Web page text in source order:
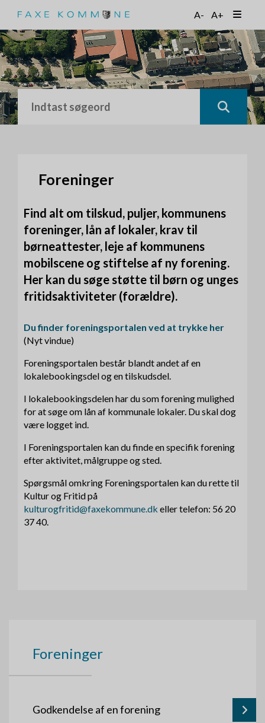
t
i
l
h
o
v
e
d
A- A+
Foreninger
Find alt om tilskud, puljer, kommunens
foreninger, lån af lokaler, krav til
børneattester, leje af kommunens
mobilscene og stiftelse af ny forening.
Her kan du søge støtte til børn og unges
fritidsaktiviteter (forældre).
Du finder foreningsportalen ved at trykke her
(Nyt vindue)
Foreningsportalen består blandt andet af en
lokalebookingsdel og en tilskudsdel.
I lokalebookingsdelen har du som forening mulighed
for at søge om lån af kommunale lokaler. Du skal dog
være logget ind.
I Foreningsportalen kan du finde en specifik forening
efter aktivitet, målgruppe og sted.
Spørgsmål omkring Foreningsportalen kan du rette til
Kultur og Fritid på
kulturogfritid@faxekommune.dk eller telefon: 56 20
37 40.
Foreninger
Godkendelse af en forening